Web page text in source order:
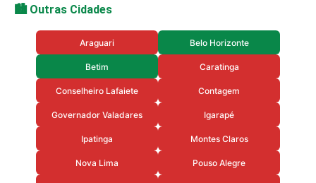
🏙️ Outras Cidades
Araguari Belo Horizonte
Betim Caratinga
Conselheiro Lafaiete Contagem
Governador Valadares Igarapé
Ipatinga Montes Claros
Nova Lima Pouso Alegre